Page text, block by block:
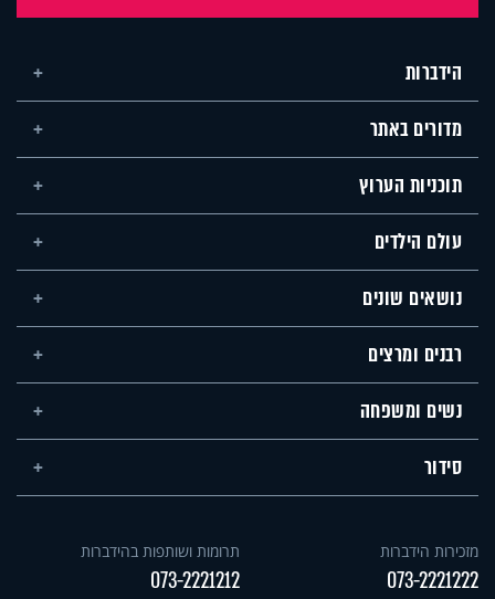
הידברות
מדורים באתר
תוכניות הערוץ
עולם הילדים
נושאים שונים
רבנים ומרצים
נשים ומשפחה
סידור
מזכירות הידברות
073-2221222
תרומות ושותפות בהידברות
073-2221212